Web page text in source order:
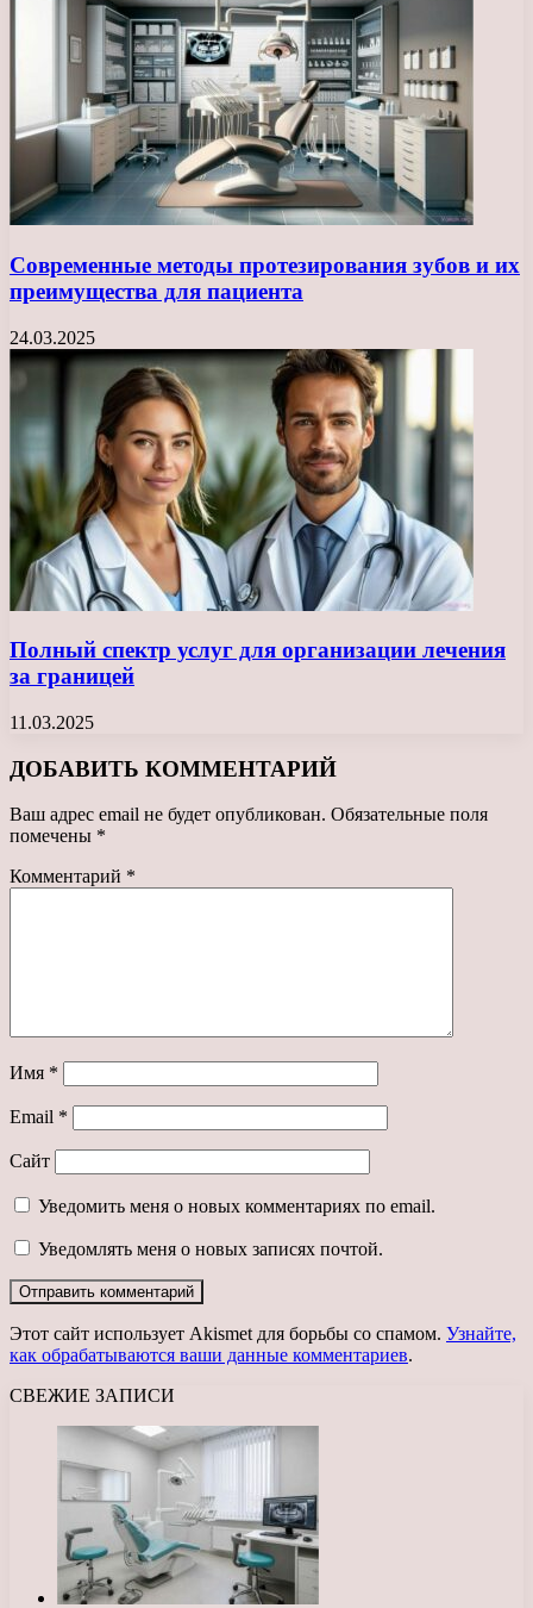
Современные методы протезирования зубов и их
преимущества для пациента
24.03.2025
Полный спектр услуг для организации лечения
за границей
11.03.2025
ДОБАВИТЬ КОММЕНТАРИЙ
Ваш адрес email не будет опубликован. Обязательные поля
помечены *
Комментарий *
Имя *
Email *
Сайт
Уведомить меня о новых комментариях по email.
Уведомлять меня о новых записях почтой.
Этот сайт использует Akismet для борьбы со спамом. Узнайте,
как обрабатываются ваши данные комментариев.
СВЕЖИЕ ЗАПИСИ